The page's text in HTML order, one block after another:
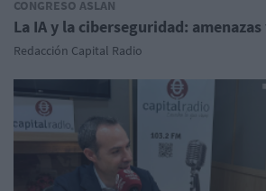
CONGRESO ASLAN
La IA y la ciberseguridad:
Redacción Capital Radio